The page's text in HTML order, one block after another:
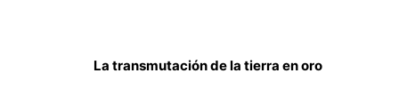
La transmutación de la tierra en oro